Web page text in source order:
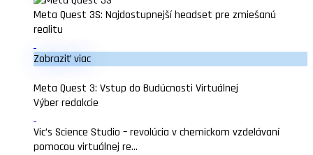
Meta Quest 3S: Najdostupnejší headset pre zmiešanú
realitu
Zobraziť viac
Meta Quest 3: Vstup do Budúcnosti Virtuálnej
Výber redakcie
Vic’s Science Studio – revolúcia v chemickom vzdelávaní
pomocou virtuálnej re...